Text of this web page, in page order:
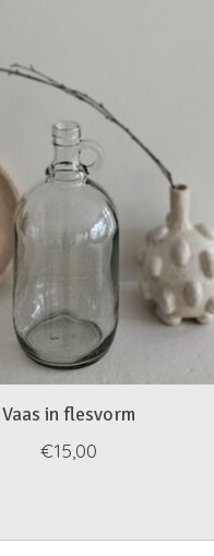
Vaas in flesvorm
€15,00